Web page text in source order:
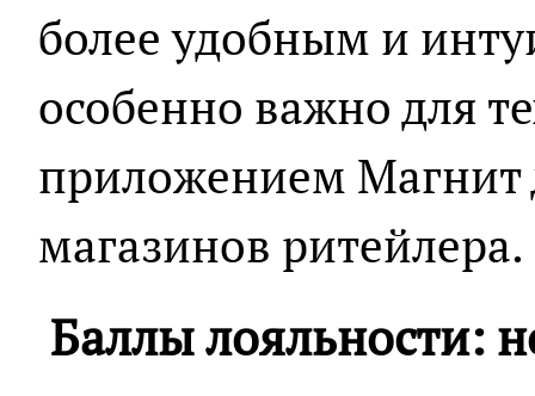
более удобным и
особенно важно для
приложением Магнит
магазинов ритейлера.
Баллы лояльности: